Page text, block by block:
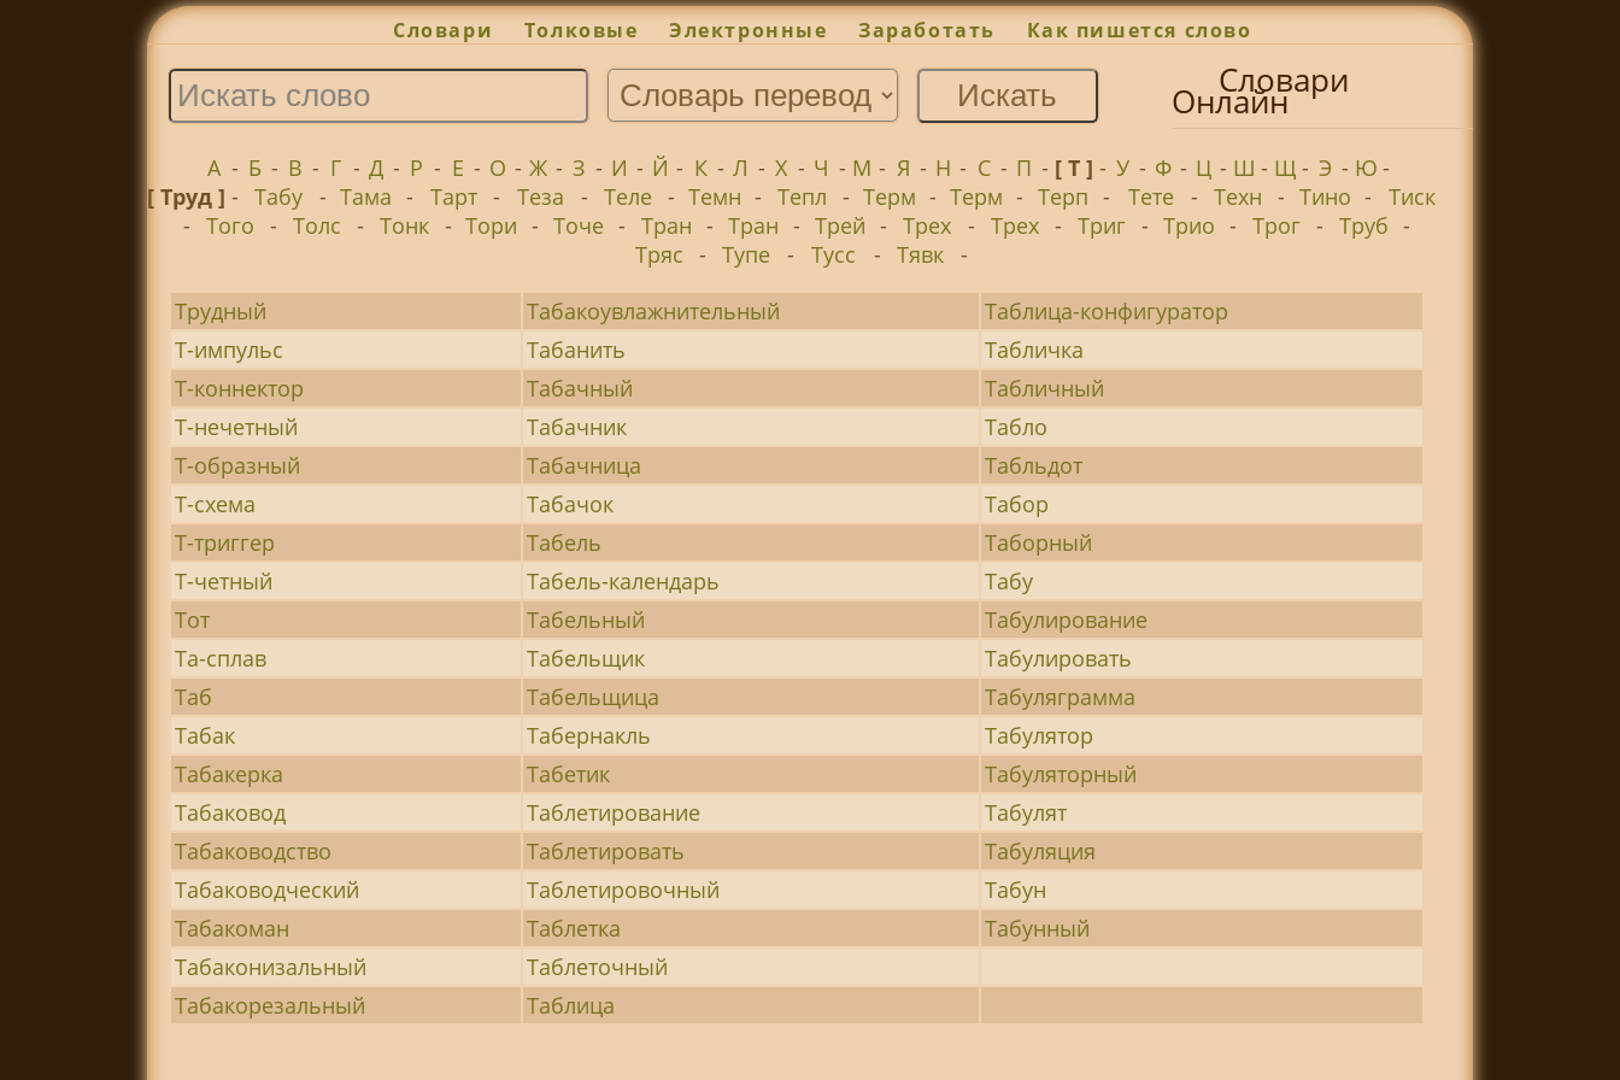
Словари Толковые Электронные Заработать Как пишется слово
Словари
Онлайн
А - Б - В - Г - Д - Р - Е - О - Ж - З - И - Й - К - Л - Х - Ч - М - Я - Н - С - П - [ Т ] - У - Ф - Ц - Ш - Щ- Э - Ю-
[ Труд ]- Табу - Тама - Тарт - Теза - Теле - Темн - Тепл - Терм - Терм - Терп - Тете - Техн - Тино -
Тиск
- Того - Толс - Тонк - Тори - Точе - Тран - Тран - Трей - Трех - Трех - Триг - Трио - Трог - Труб -
Тряс - Тупе - Тусс - Тявк -
Трудный
Табакоувлажнительный
Таблица-конфигуратор
Т-импульс
Табанить
Табличка
Т-коннектор
Табачный
Табличный
Т-нечетный
Табачник
Табло
Т-образный
Табачница
Табльдот
Т-схема
Табачок
Табор
Т-триггер
Табель
Таборный
Т-четный
Табель-календарь
Табу
Тот
Табельный
Табулирование
Та-сплав
Табельщик
Табулировать
Таб
Табельщица
Табуляграмма
Табак
Табернакль
Табулятор
Табакерка
Табетик
Табуляторный
Табаковод
Таблетирование
Табулят
Табаководство
Таблетировать
Табуляция
Табаководческий
Таблетировочный
Табун
Табакоман
Таблетка
Табунный
Табаконизальный
Таблеточный
Табакорезальный
Таблица